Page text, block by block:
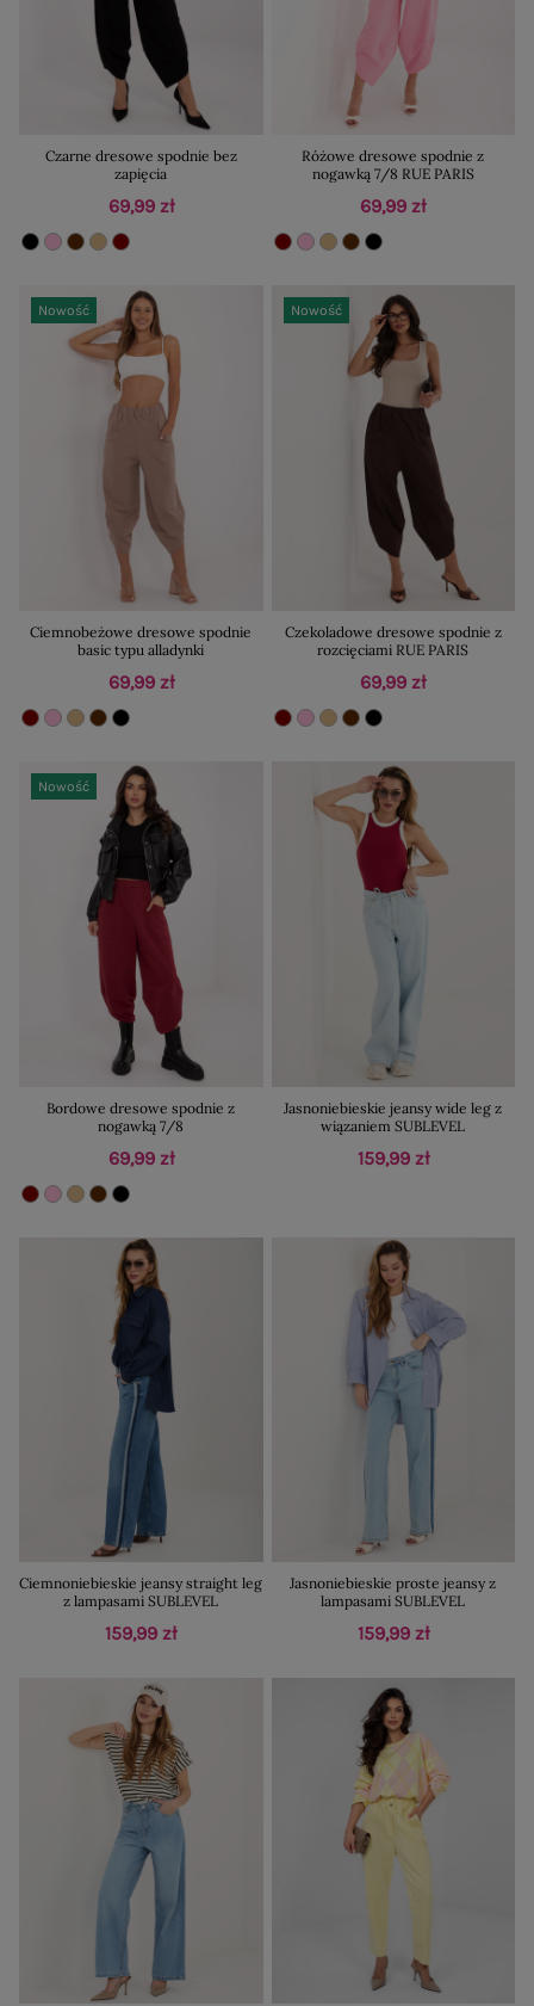
Czarne dresowe spodnie bez
zapięcia
69,99 zł
Różowe dresowe spodnie z
nogawką 7/8 RUE PARIS
69,99 zł
Nowość
Ciemnobeżowe dresowe spodnie
basic typu alladynki
69,99 zł
Nowość
Czekoladowe dresowe spodnie z
rozcięciami RUE PARIS
69,99 zł
Nowość
Bordowe dresowe spodnie z
nogawką 7/8
69,99 zł
Jasnoniebieskie jeansy wide leg z
wiązaniem SUBLEVEL
159,99 zł
Ciemnoniebieskie jeansy straight leg
z lampasami SUBLEVEL
159,99 zł
Jasnoniebieskie proste jeansy z
lampasami SUBLEVEL
159,99 zł